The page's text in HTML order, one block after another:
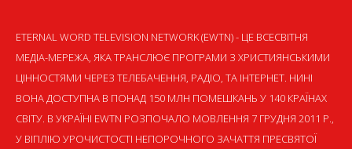
ETERNAL WORD TELEVISION NETWORK (EWTN) - ЦЕ ВСЕСВІТНЯ
МЕДІА-МЕРЕЖА, ЯКА ТРАНСЛЮЄ ПРОГРАМИ З ХРИСТИЯНСЬКИМИ
ЦІННОСТЯМИ ЧЕРЕЗ ТЕЛЕБАЧЕННЯ, РАДІО, ТА ІНТЕРНЕТ. НИНІ
ВОНА ДОСТУПНА В ПОНАД 150 МЛН ПОМЕШКАНЬ У 140 КРАЇНАХ
СВІТУ. В УКРАЇНІ EWTN РОЗПОЧАЛО МОВЛЕННЯ 7 ГРУДНЯ 2011 Р.,
У ВІГІЛІЮ УРОЧИСТОСТІ НЕПОРОЧНОГО ЗАЧАТТЯ ПРЕСВЯТОЇ